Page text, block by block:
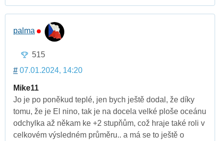
palma
515
# 07.01.2024, 14:20
Mike11
Jo je po poněkud teplé, jen bych ještě dodal, že díky
tomu, že je El nino, tak je na docela velké ploše oceánu
odchylka až někam ke +2 stupňům, což hraje také roli v
celkovém výsledném průměru.. a má se to ještě o